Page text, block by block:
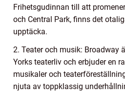
Frihetsgudinnan till att
och Central Park, finns det
upptäcka.
2. Teater och musik: Broadway
Yorks teaterliv och erbjuder en
musikaler och
njuta av toppklassig